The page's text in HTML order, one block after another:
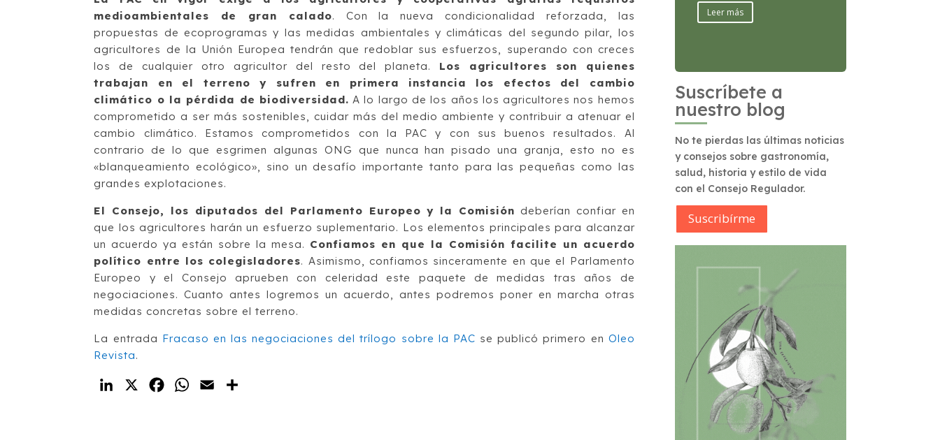
medioambientales de gran calado. Con la nueva condicionalidad reforzada, las
propuestas de ecoprogramas y las medidas ambientales y climáticas del segundo pilar, los
agricultores de la Unión Europea tendrán que redoblar sus esfuerzos, superando con creces
los de cualquier otro agricultor del resto del planeta. Los agricultores son quienes
trabajan en el terreno y sufren en primera instancia los efectos del cambio
climático o la pérdida de biodiversidad. A lo largo de los años los agricultores nos hemos
comprometido a ser más sostenibles, cuidar más del medio ambiente y contribuir a atenuar el
cambio climático. Estamos comprometidos con la PAC y con sus buenos resultados. Al
contrario de lo que esgrimen algunas ONG que nunca han pisado una granja, esto no es
«blanqueamiento ecológico», sino un desafío importante tanto para las pequeñas como las
grandes explotaciones.
El Consejo, los diputados del Parlamento Europeo y la Comisión deberían confiar en
que los agricultores harán un esfuerzo suplementario. Los elementos principales para alcanzar
un acuerdo ya están sobre la mesa. Confiamos en que la Comisión facilite un acuerdo
político entre los colegisladores. Asimismo, confiamos sinceramente en que el Parlamento
Europeo y el Consejo aprueben con celeridad este paquete de medidas tras años de
negociaciones. Cuanto antes logremos un acuerdo, antes podremos poner en marcha otras
medidas concretas sobre el terreno.
La entrada Fracaso en las negociaciones del trílogo sobre la PAC se publicó primero en Oleo
Revista.
LinkedIn
X FacebookWhatsApp
Email
Leer más
Suscríbete a
nuestro blog
No te pierdas las últimas noticias
y consejos sobre gastronomía,
salud, historia y estilo de vida
con el Consejo Regulador.
Suscribírme